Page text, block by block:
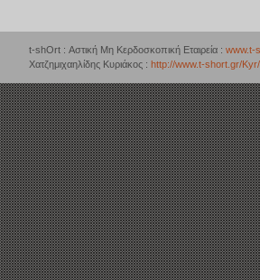
t-shOrt : Αστική Μη Κερδοσκοπική Εταιρεία : www.t-
Χατζημιχαηλίδης Κυριάκος : http://www.t-short.gr/Kyr/